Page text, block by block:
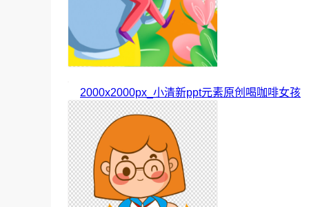
2000x2000px_小清新ppt元素原创喝咖啡女孩